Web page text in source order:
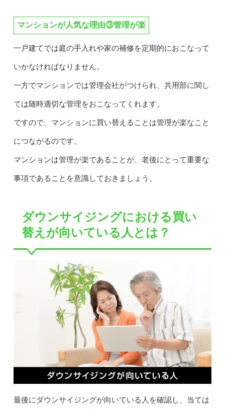
マンションが人気な理由③管理が楽
一戸建てでは庭の手入れや家の補修を定期的におこなって
いかなければなりません。
一方でマンションでは管理会社がつけられ、共用部に関し
ては随時適切な管理をおこなってくれます。
ですので、マンションに買い替えることは管理が楽なこと
につながるのです。
マンションは管理が楽であることが、老後にとって重要な
事項であることを意識しておきましょう。
ダウンサイジングにおける買い
替えが向いている人とは？
最後にダウンサイジングが向いている人を確認し、当ては